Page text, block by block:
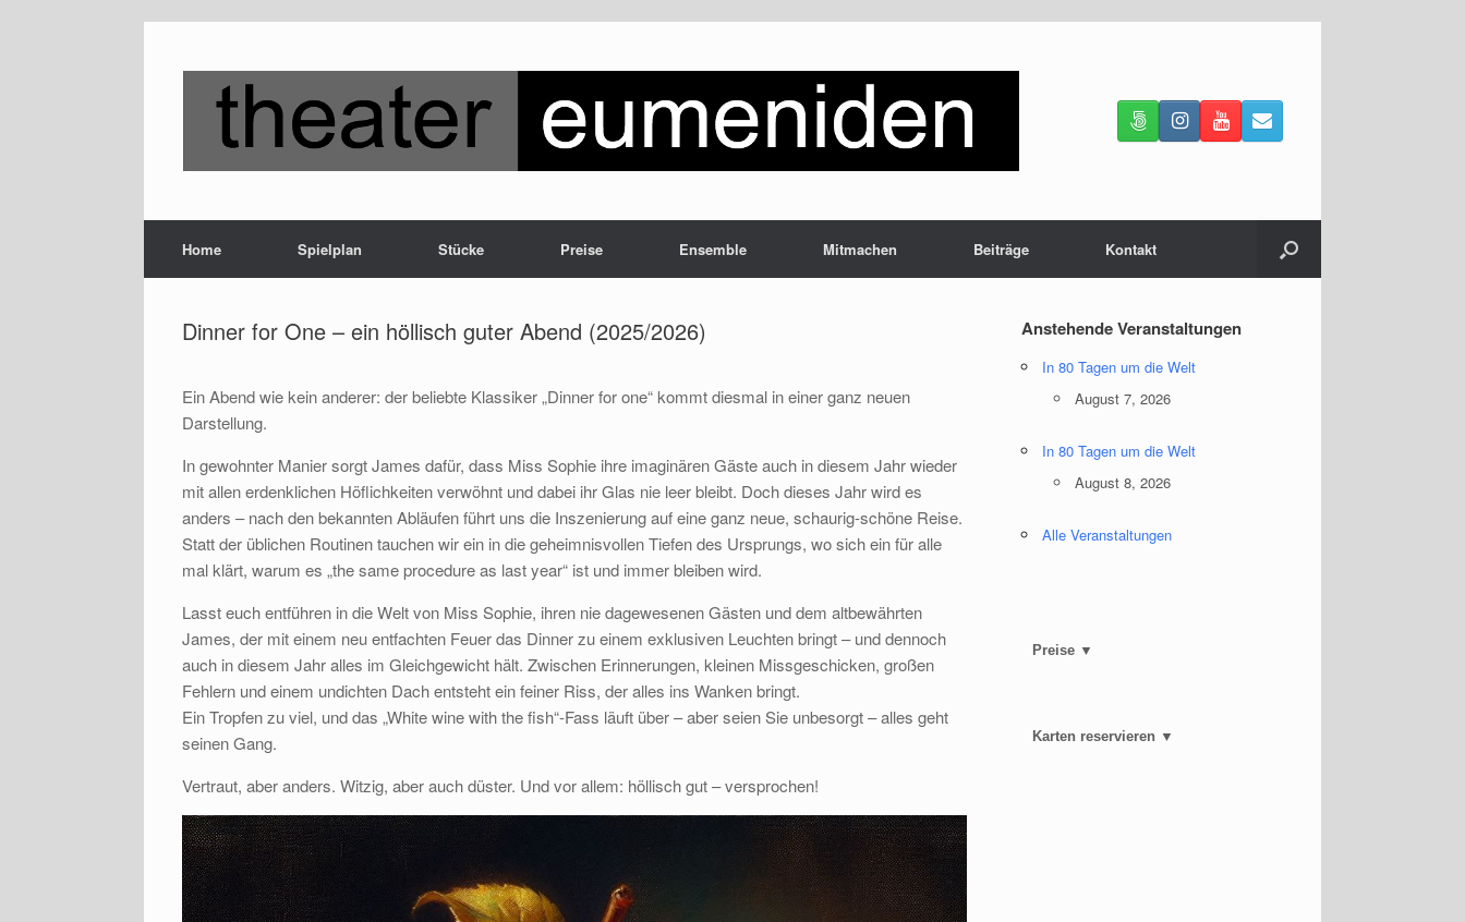
springen
Home Spielplan Stücke Preise Ensemble Mitmachen Beiträge Kontakt
Dinner for One – ein höllisch guter Abend (2025/2026)
Ein Abend wie kein anderer: der beliebte Klassiker „Dinner for one“ kommt diesmal in einer ganz neuen
Darstellung.
In gewohnter Manier sorgt James dafür, dass Miss Sophie ihre imaginären Gäste auch in diesem Jahr wieder
mit allen erdenklichen Höflichkeiten verwöhnt und dabei ihr Glas nie leer bleibt. Doch dieses Jahr wird es
anders – nach den bekannten Abläufen führt uns die Inszenierung auf eine ganz neue, schaurig-schöne Reise.
Statt der üblichen Routinen tauchen wir ein in die geheimnisvollen Tiefen des Ursprungs, wo sich ein für alle
mal klärt, warum es „the same procedure as last year“ ist und immer bleiben wird.
Lasst euch entführen in die Welt von Miss Sophie, ihren nie dagewesenen Gästen und dem altbewährten
James, der mit einem neu entfachten Feuer das Dinner zu einem exklusiven Leuchten bringt – und dennoch
auch in diesem Jahr alles im Gleichgewicht hält. Zwischen Erinnerungen, kleinen Missgeschicken, großen
Fehlern und einem undichten Dach entsteht ein feiner Riss, der alles ins Wanken bringt.
Ein Tropfen zu viel, und das „White wine with the fish“-Fass läuft über – aber seien Sie unbesorgt – alles geht
seinen Gang.
Vertraut, aber anders. Witzig, aber auch düster. Und vor allem: höllisch gut – versprochen!
Anstehende Veranstaltungen
In 80 Tagen um die Welt
August 7, 2026
In 80 Tagen um die Welt
August 8, 2026
Alle Veranstaltungen
Preise ▼
Karten reservieren ▼